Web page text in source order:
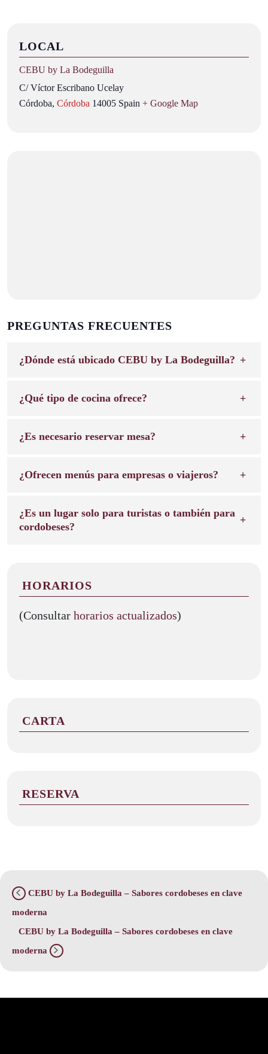
LOCAL
CEBU by La Bodeguilla
C/ Víctor Escribano Ucelay
Córdoba, Córdoba 14005 Spain + Google Map
PREGUNTAS FRECUENTES
¿Dónde está ubicado CEBU by La Bodeguilla?
¿Qué tipo de cocina ofrece?
¿Es necesario reservar mesa?
¿Ofrecen menús para empresas o viajeros?
¿Es un lugar solo para turistas o también para
cordobeses?
HORARIOS
(Consultar horarios actualizados)
CARTA
RESERVA
CEBU by La Bodeguilla – Sabores cordobeses en clave
moderna
CEBU by La Bodeguilla – Sabores cordobeses en clave
moderna